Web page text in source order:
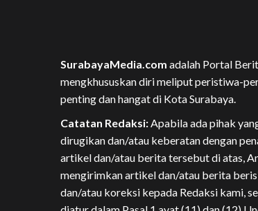
SurabayaMedia.com adalah Portal
mengkhususkan diri meliput peristiwa-
penting dan hangat di Kota Surabaya.
Catatan Redaksi:Apabila ada pihak
dirugikan dan/atau keberatan dengan
artikel dan/atau berita tersebut di atas,
mengirimkan artikel dan/atau berita
dan/atau koreksi kepada Redaksi kami,